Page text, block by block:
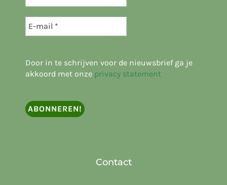
Door in te schrijven voor de nieuwsbrief ga je
akkoord met onze privacy statement
Contact